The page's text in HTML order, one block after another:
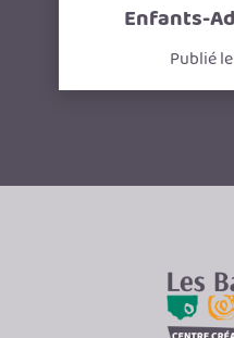
Enfants-
Publié